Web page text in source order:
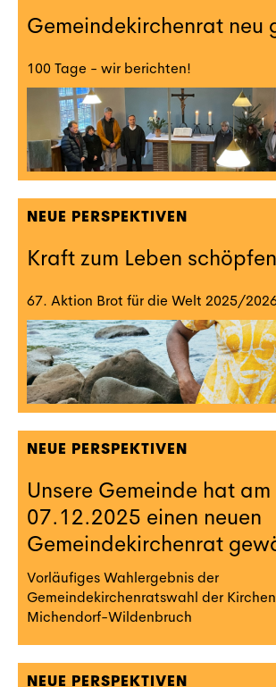
Gemeindekirchenrat neu
100 Tage - wir berichten!
NEUE PERSPEKTIVEN
Kraft zum Leben schöpfen
67. Aktion Brot für die Welt 2025/
NEUE PERSPEKTIVEN
Unsere Gemeinde hat am
07.12.2025 einen neuen
Gemeindekirchenrat
Vorläufiges Wahlergebnis der
Gemeindekirchenratswahl der
Michendorf-Wildenbruch
NEUE PERSPEKTIVEN